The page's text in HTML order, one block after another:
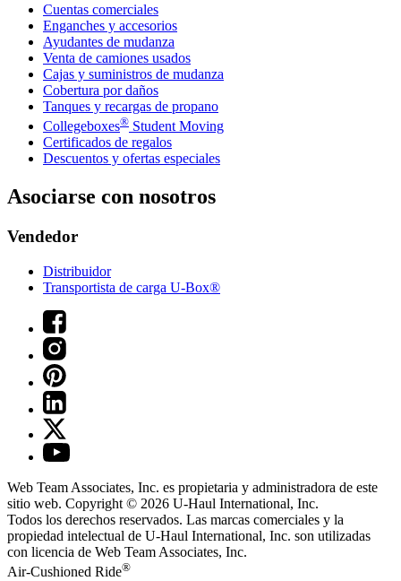
Cuentas comerciales
Enganches y accesorios
Ayudantes de mudanza
Venta de camiones usados
Cajas y suministros de mudanza
Cobertura por daños
Tanques y recargas de propano
Collegeboxes® Student Moving
Certificados de regalos
Descuentos y ofertas especiales
Asociarse con nosotros
Vendedor
Distribuidor
Transportista de carga U-Box®
Web Team Associates, Inc. es propietaria y administradora de este
sitio web. Copyright © 2026 U-Haul International, Inc.
Todos los derechos reservados. Las marcas comerciales y la
propiedad intelectual de U-Haul International, Inc. son utilizadas
con licencia de Web Team Associates, Inc.
Air-Cushioned Ride®